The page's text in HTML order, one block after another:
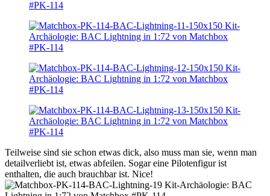
Teilweise sind sie schon etwas dick, also muss man sie, wenn man
detailverliebt ist, etwas abfeilen. Sogar eine Pilotenfigur ist
enthalten, die auch brauchbar ist. Nice!